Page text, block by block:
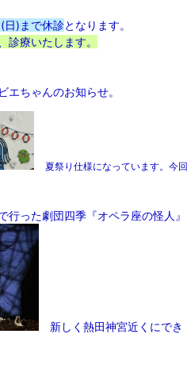
日)まで休診となります。
診療いたします。
エちゃんのお知らせ。
夏祭り仕様になっています。今回
行った劇団四季『オペラ座の怪人』
新しく熱田神宮近くにでき